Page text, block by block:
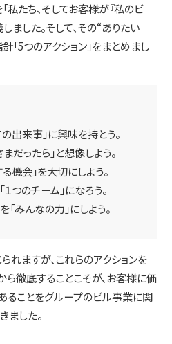
私たち、そしてお客様が『私のビ
ました。そして、その“ありたい
5つのアクション」をまとめまし
出来事」に興味を持とう。
だったら」と想像しよう。
機会」を大切にしよう。
つのチーム」になろう。
みんなの力」にしよう。
れますが、これらのアクションを
徹底することこそが、お客様に価
ことをグループのビル事業に関
ました。